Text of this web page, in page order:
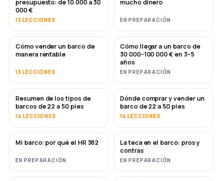
presupuesto: de 10 000 a 30
000 €
13 LECCIONES
mucho dinero
EN PREPARACIÓN
NUEVO
Cómo vender un barco de
manera rentable
13 LECCIONES
NUEVO
Cómo llegar a un barco de
30 000–100 000 € en 3–5
años
EN PREPARACIÓN
PRONTO
Resumen de los tipos de
barcos de 22 a 50 pies
14 LECCIONES
PRONTO
Dónde comprar y vender un
barco de 22 a 50 pies
14 LECCIONES
PRONTO
Mi barco: por qué el HR 382
EN PREPARACIÓN
PRONTO
La teca en el barco: pros y
contras
EN PREPARACIÓN